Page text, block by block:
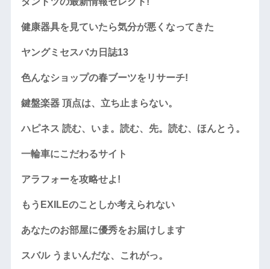
健康器具を見ていたら気分が悪くなってきた
ヤングミセスバカ日誌13
色んなショップの春ブーツをリサーチ!
鍵盤楽器 頂点は、立ち止まらない。
ハピネス 読む、いま。読む、先。読む、ほんとう。
一輪車にこだわるサイト
アラフォーを攻略せよ!
もうEXILEのことしか考えられない
あなたのお部屋に優秀をお届けします
スバル うまいんだな、これがっ。